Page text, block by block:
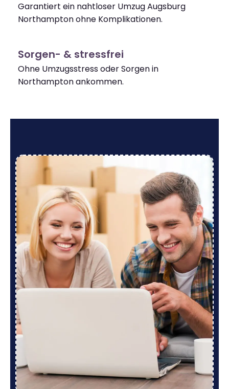
Garantiert ein nahtloser Umzug Augsburg
Northampton ohne Komplikationen.
Sorgen- & stressfrei
Ohne Umzugsstress oder Sorgen in
Northampton ankommen.